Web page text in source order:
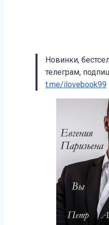
Новинки,
телеграм,
t.me/ilovebook99